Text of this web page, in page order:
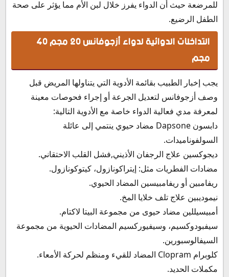
للمرضعة حيث أن الدواء يفرز خلال لبن الأم مما يؤثر على صحة
الطفل الرضيع.
التداخلات الدوائية لدواء أزجوفانس 20 مجم 40
مجم
يجب إخبار الطبيب بقائمة الأدوية التي يتناولها المريض قبل
وصف أزجوفانس لتعديل الجرعة أو إجراء فحوصات معينة
لمعرفة مدي فعالية الدواء خاصة مع الأدوية التالية:
دابسون Dapsone مضاد حيوي ينتمي إلى عائلة
السولفوناميدات.
ديجوكسين علاج الرجفان الأذيني,فشل القلب الاحتقاني.
مضادات الفطريات مثل: إيتراكونازول، كيتوكونازول.
ريفامبين أو ريفامبيسين المضاد الحيوي.
نيموديبين علاج تلف خلايا المخ.
أمبيسيللين مضاد حيوى من مجموعة البيتا لاكتام.
سيفبودوكسيم، وسيفيوركسيم المضادات الحيوية من مجموعة
السيفالوسبورين.
كلوبرام Clopram المضاد للقيء ومنظم لحركة الأمعاء.
مكملات الحديد.